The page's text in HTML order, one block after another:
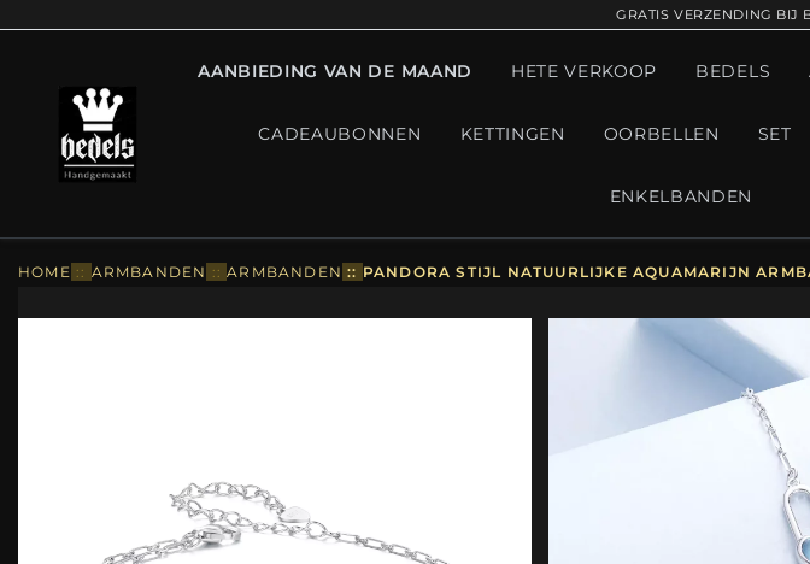
GRATIS VERZENDING BIJ
AANBIEDING VAN DE MAAND HETE VERKOOP BEDELS
CADEAUBONNEN KETTINGEN OORBELLEN SET
ENKELBANDEN
HOME :: ARMBANDEN ::ARMBANDEN :: PANDORA STIJL NATUURLIJKE AQUAMARIJN